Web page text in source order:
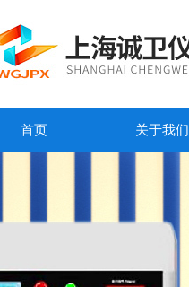
首页 关于我们